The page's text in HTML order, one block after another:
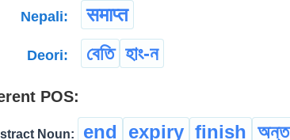
Nepali: समाप्त
Deori: বেতি হাং-ন
POS:
Noun: end expiry finish অন্ত